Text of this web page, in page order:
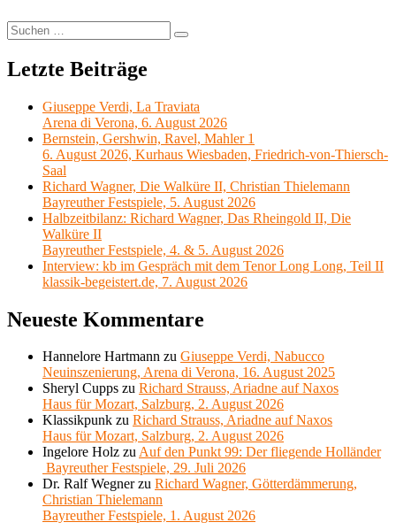
Isolde“
Suchen
nach:
Suchen
Letzte Beiträge
Giuseppe Verdi, La Traviata
Arena di Verona, 6. August 2026
Bernstein, Gershwin, Ravel, Mahler 1
6. August 2026, Kurhaus Wiesbaden, Friedrich-von-Thiersch-
Saal
Richard Wagner, Die Walküre II, Christian Thielemann
Bayreuther Festspiele, 5. August 2026
Halbzeitbilanz: Richard Wagner, Das Rheingold II, Die
Walküre II
Bayreuther Festspiele, 4. & 5. August 2026
Interview: kb im Gespräch mit dem Tenor Long Long, Teil II
klassik-begeistert.de, 7. August 2026
Neueste Kommentare
Hannelore Hartmann zu Giuseppe Verdi, Nabucco
Neuinszenierung, Arena di Verona, 16. August 2025
Sheryl Cupps zu Richard Strauss, Ariadne auf Naxos
Haus für Mozart, Salzburg, 2. August 2026
Klassikpunk zu Richard Strauss, Ariadne auf Naxos
Haus für Mozart, Salzburg, 2. August 2026
Ingelore Holz zuAuf den Punkt 99: Der fliegende Holländer
Bayreuther Festspiele, 29. Juli 2026
Dr. Ralf Wegnerzu Richard Wagner, Götterdämmerung,
Christian Thielemann
Bayreuther Festspiele, 1. August 2026